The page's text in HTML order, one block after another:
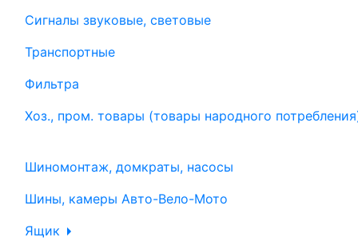
Сигналы звуковые, световые
Транспортные
Фильтра
Хоз., пром. товары (товары народного
Шиномонтаж, домкраты, насосы
Шины, камеры Авто-Вело-Мото
Ящик